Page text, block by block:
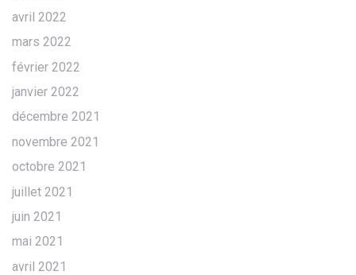
avril 2022
mars 2022
février 2022
janvier 2022
décembre 2021
novembre 2021
octobre 2021
juillet 2021
juin 2021
mai 2021
avril 2021